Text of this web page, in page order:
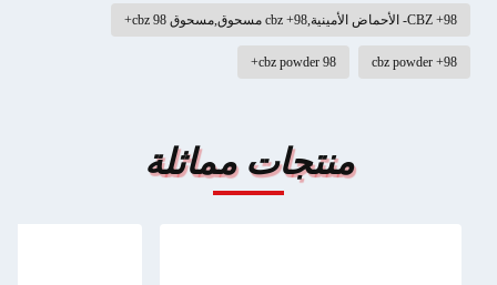
98+ CBZ- الأحماض الأمينية,98+ cbz مسحوق,مسحوق cbz 98+
98+ cbz powder
cbz powder 98+
منتجات مماثلة